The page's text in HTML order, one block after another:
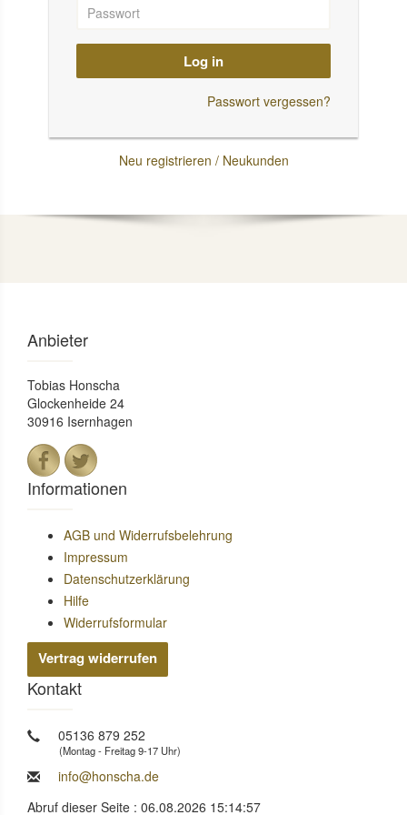
Log in
Passwort vergessen?
Neu registrieren / Neukunden
Anbieter
Tobias Honscha
Glockenheide 24
30916 Isernhagen
Informationen
AGB und Widerrufsbelehrung
Impressum
Datenschutzerklärung
Hilfe
Widerrufsformular
Vertrag widerrufen
Kontakt
05136 879 252
(Montag - Freitag 9-17 Uhr)
info@honscha.de
Abruf dieser Seite : 06.08.2026 15:14:57